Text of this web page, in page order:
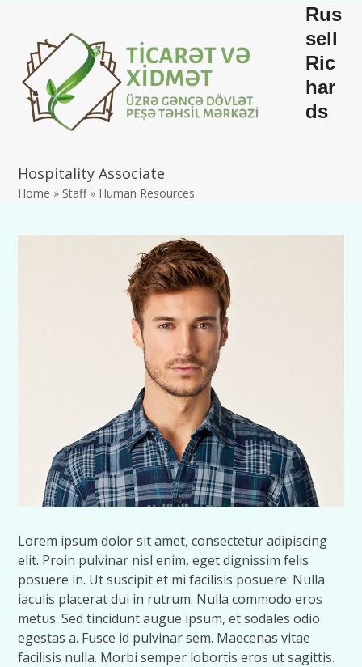
contentmobile
menu
mobile
menu
Rus
sell
Ric
har
ds
Hospitality Associate
Home » Staff» Human Resources
Lorem ipsum dolor sit amet, consectetur adipiscing
elit. Proin pulvinar nisl enim, eget dignissim felis
posuere in. Ut suscipit et mi facilisis posuere. Nulla
iaculis placerat dui in rutrum. Nulla commodo eros
metus. Sed tincidunt augue ipsum, et sodales odio
egestas a. Fusce id pulvinar sem. Maecenas vitae
facilisis nulla. Morbi semper lobortis eros ut sagittis.